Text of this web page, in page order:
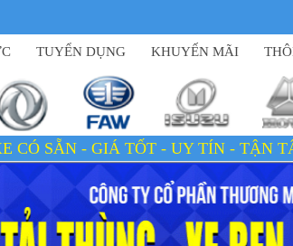
TUYỂN DỤNG KHUYẾN MÃI
TỐT - UY TÍN - TẬN TÂM